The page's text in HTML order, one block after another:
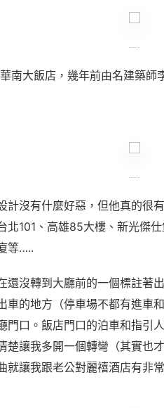
南大飯店，幾年前由名建築師
計沒有什麼好惡，但他真的很
北101、高雄85大樓、新光傑仕
等…..
還沒轉到大廳前的一個標註著
車的地方（停車場不都有進車
門口。飯店門口的泊車和指引
楚讓我多開一個轉彎（其實也
就讓我跟老公對麗禧酒店有非